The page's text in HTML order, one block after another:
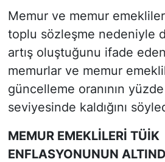
Memur ve memur
toplu sözleşme nedeniyle
artış oluştuğunu ifade
memurlar ve memur
güncelleme oranının yüzde
seviyesinde kaldığını
MEMUR EMEKLİLERİ TÜİK
ENFLASYONUNUN